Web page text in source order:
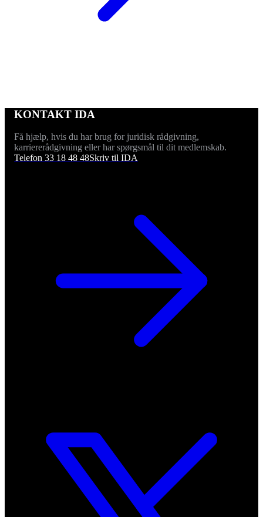
KONTAKT IDA
Få hjælp, hvis du har brug for juridisk rådgivning,
karriererådgivning eller har spørgsmål til dit medlemskab.
Telefon 33 18 48 48Skriv til IDA